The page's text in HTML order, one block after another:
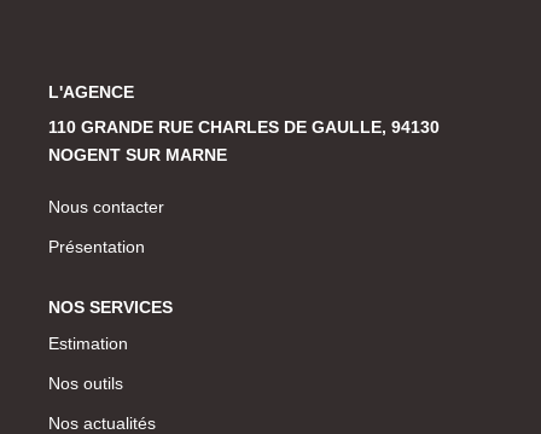
L'AGENCE
110 GRANDE RUE CHARLES DE GAULLE, 94130
NOGENT SUR MARNE
Nous contacter
Présentation
NOS SERVICES
Estimation
Nos outils
Nos actualités